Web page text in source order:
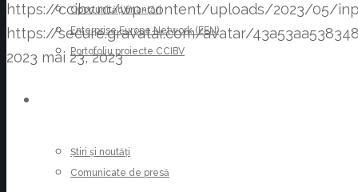
Oportunități finanțări
Enterprise Europe Network (EEN)
Portofoliu proiecte CCIBV
Știri și noutăți
Comunicate de presă
https://ccibv.ro/wp-content/uploads/2023/05/
https://secure.gravatar.com/avatar/
2023 mai 23, 2023